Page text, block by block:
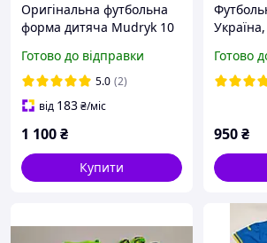
Оригінальна футбольна
форма дитяча Mudryk 10
Готово до відправки
5.0 (2)
від 183₴/міс
1 100₴
Купити
Україні
Готово
950₴